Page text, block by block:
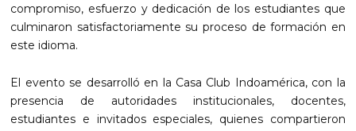
compromiso, esfuerzo y dedicación de los estudiantes que
culminaron satisfactoriamente su proceso de formación en
este idioma.
El evento se desarrolló en la Casa Club Indoamérica, con la
presencia de autoridades institucionales, docentes,
estudiantes e invitados especiales, quienes compartieron